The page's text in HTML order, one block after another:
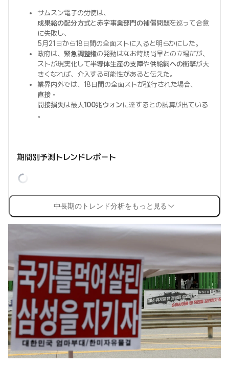
サムスン電子の労使は、
成果給の配分方式と赤字事業部門の補償問題を巡って合意
に失敗し、
5月21日から18日間の全面ストに入ると明らかにした。
政府は、 緊急調整権の発動はなお時期尚早との立場だが、
ストが現実化して半導体生産の支障や供給網への衝撃が大
きくなれば、介入する可能性があると伝えた。
業界内外では、18日間の全面ストが強行された場合、
直接・
間接損失は最大100兆ウォンに達するとの試算が出ている
。
期間別予測トレンドレポート
中長期のトレンド分析をもっと見る